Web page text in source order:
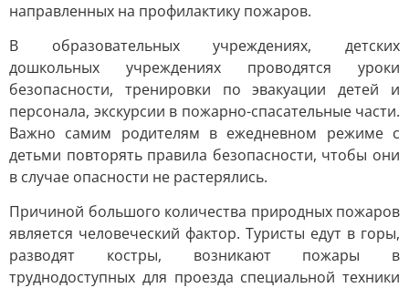
направленных на профилактику пожаров.
В образовательных учреждениях, детских
дошкольных учреждениях проводятся уроки
безопасности, тренировки по эвакуации детей и
персонала, экскурсии в пожарно-спасательные части.
Важно самим родителям в ежедневном режиме с
детьми повторять правила безопасности, чтобы они
в случае опасности не растерялись.
Причиной большого количества природных пожаров
является человеческий фактор. Туристы едут в горы,
разводят костры, возникают пожары в
труднодоступных для проезда специальной техники